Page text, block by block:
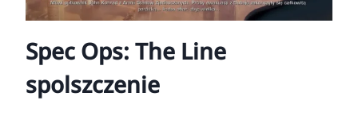
Spec Ops: The Line
spolszczenie